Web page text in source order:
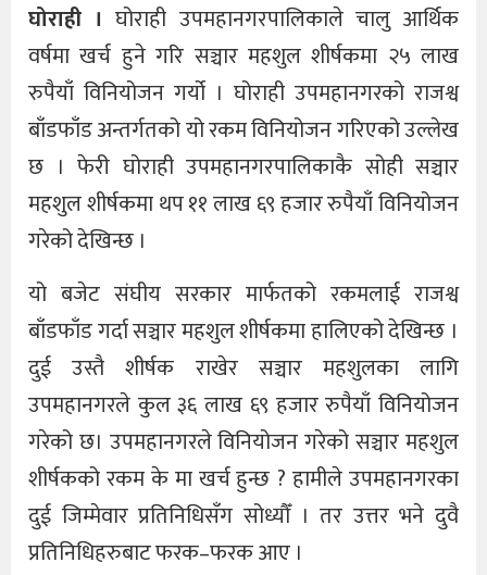
घोराही । घोराही उपमहानगरपालिकाले चालु आर्थिक
वर्षमा खर्च हुने गरि सञ्चार महशुल शीर्षकमा २५ लाख
रुपैयाँ विनियोजन गर्यो । घोराही उपमहानगरको राजश्व
बाँडफाँड अन्तर्गतको यो रकम विनियोजन गरिएको उल्लेख
छ । फेरी घोराही उपमहानगरपालिकाकै सोही सञ्चार
महशुल शीर्षकमा थप ११ लाख ६९ हजार रुपैयाँ विनियोजन
गरेको देखिन्छ ।
यो बजेट संघीय सरकार मार्फतको रकमलाई राजश्व
बाँडफाँड गर्दा सञ्चार महशुल शीर्षकमा हालिएको देखिन्छ ।
दुई उस्तै शीर्षक राखेर सञ्चार महशुलका लागि
उपमहानगरले कुल ३६ लाख ६९ हजार रुपैयाँ विनियोजन
गरेको छ। उपमहानगरले विनियोजन गरेको सञ्चार महशुल
शीर्षकको रकम के मा खर्च हुन्छ ? हामीले उपमहानगरका
दुई जिम्मेवार प्रतिनिधिसँग सोध्यौँ । तर उत्तर भने दुवै
प्रतिनिधिहरुबाट फरक–फरक आए ।